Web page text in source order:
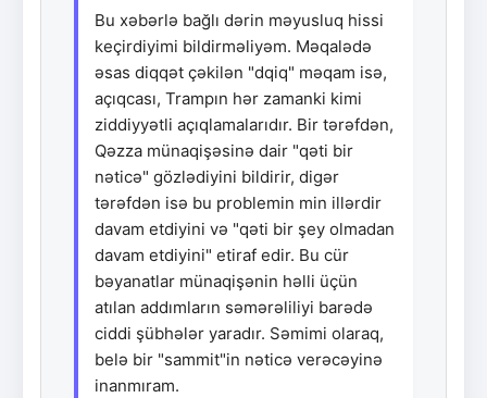
Bu xəbərlə bağlı dərin məyusluq hissi
keçirdiyimi bildirməliyəm. Məqalədə
əsas diqqət çəkilən "dqiq" məqam isə,
açıqcası, Trampın hər zamanki kimi
ziddiyyətli açıqlamalarıdır. Bir tərəfdən,
Qəzza münaqişəsinə dair "qəti bir
nəticə" gözlədiyini bildirir, digər
tərəfdən isə bu problemin min illərdir
davam etdiyini və "qəti bir şey olmadan
davam etdiyini" etiraf edir. Bu cür
bəyanatlar münaqişənin həlli üçün
atılan addımların səmərəliliyi barədə
ciddi şübhələr yaradır. Səmimi olaraq,
belə bir "sammit"in nəticə verəcəyinə
inanmıram.